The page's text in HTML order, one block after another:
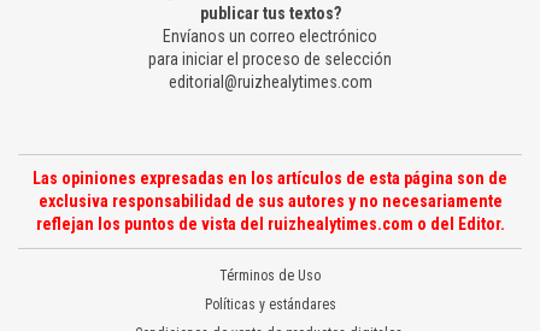
publicar tus textos?
Envíanos un correo electrónico
para iniciar el proceso de selección
editorial@ruizhealytimes.com
Las opiniones expresadas en los artículos de esta página son de
exclusiva responsabilidad de sus autores y no necesariamente
reflejan los puntos de vista del ruizhealytimes.com o del Editor.
Términos de Uso
Políticas y estándares